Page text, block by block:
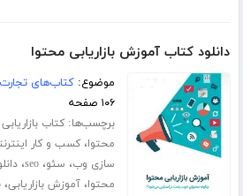
دانلود کتاب آموزش بازاریابی محتوا
موضوع:کتاب‌های
۱۰۶ صفحه
برچسب‌ها:کتاب
محتوا،کسب و کار
سازی وب، سئو،seo،
محتوا،آموزش بازاریابی،